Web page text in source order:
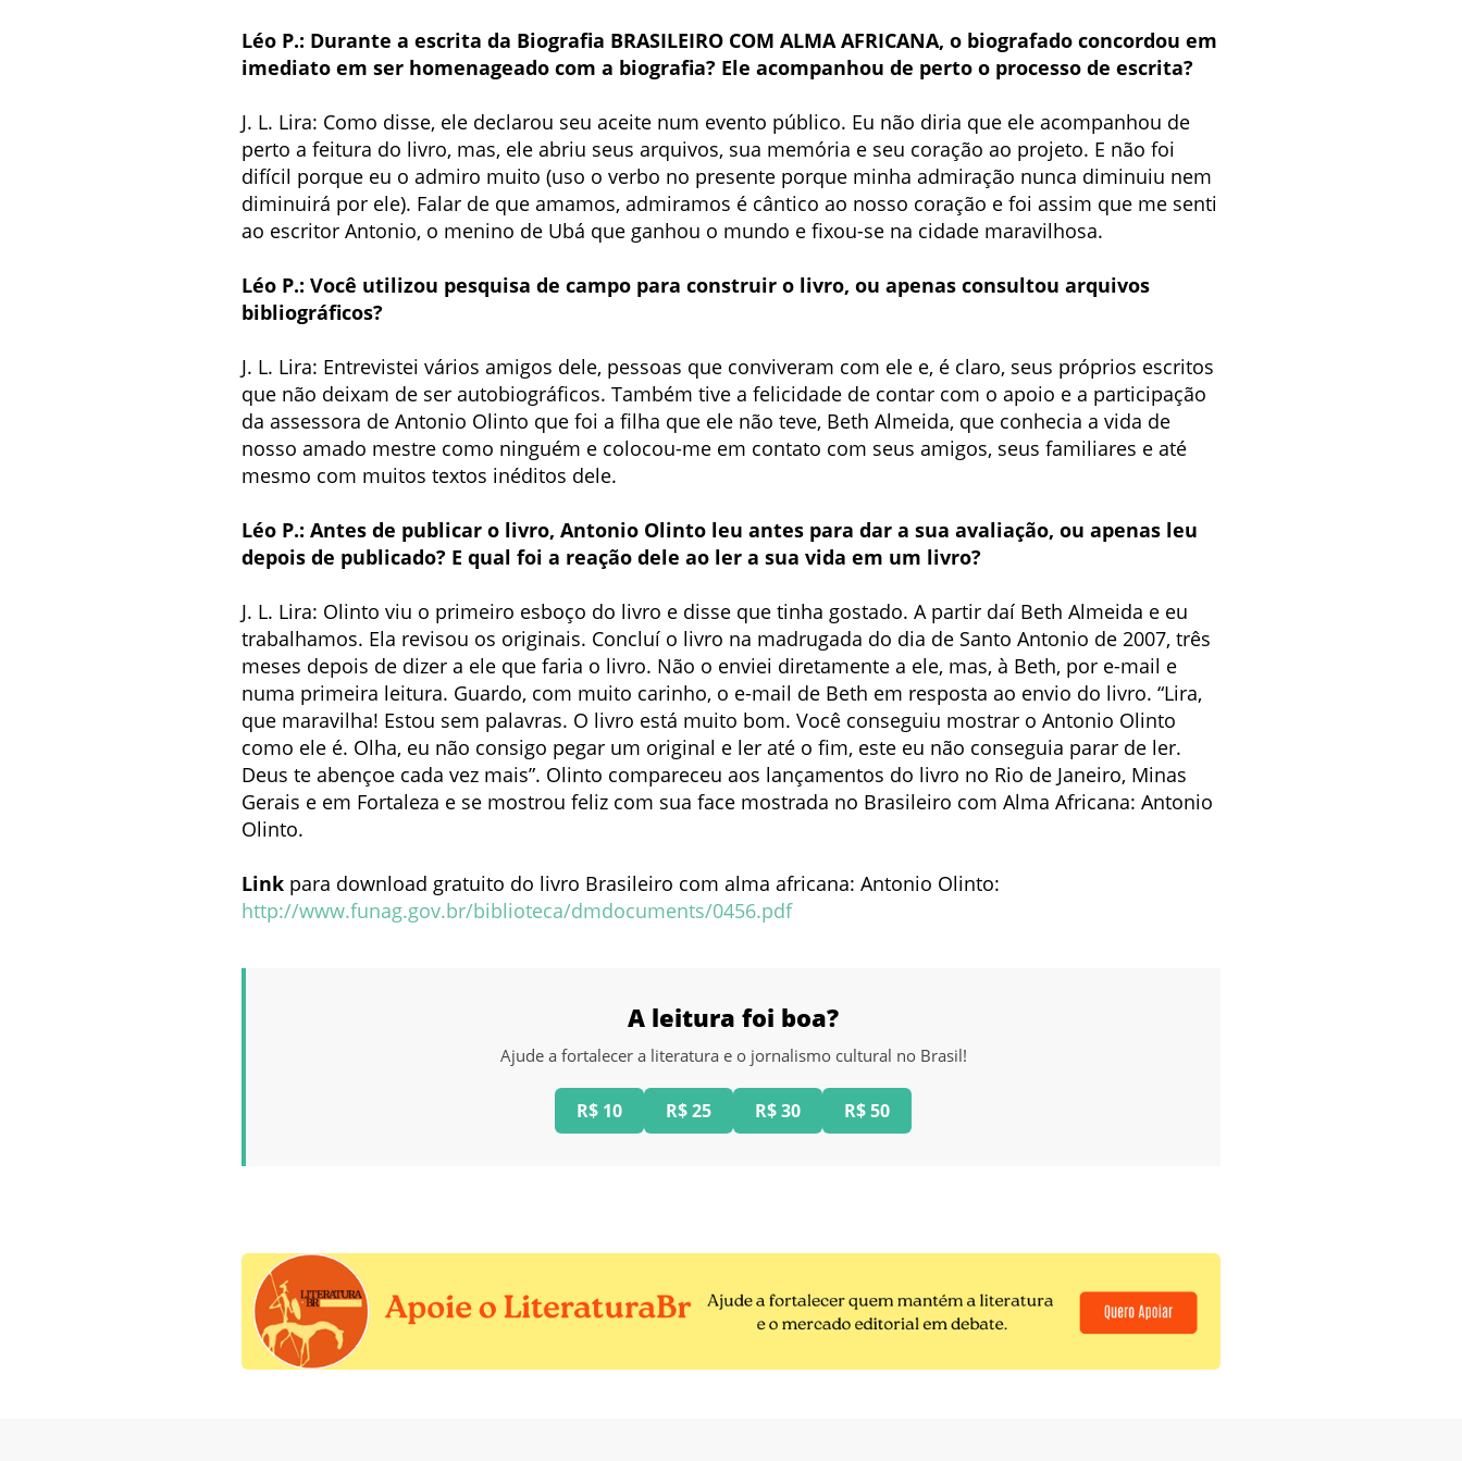
Léo P.: Durante a escrita da Biografia BRASILEIRO COM ALMA AFRICANA, o biografado concordou em
imediato em ser homenageado com a biografia? Ele acompanhou de perto o processo de escrita?
J. L. Lira: Como disse, ele declarou seu aceite num evento público. Eu não diria que ele acompanhou de
perto a feitura do livro, mas, ele abriu seus arquivos, sua memória e seu coração ao projeto. E não foi
difícil porque eu o admiro muito (uso o verbo no presente porque minha admiração nunca diminuiu nem
diminuirá por ele). Falar de que amamos, admiramos é cântico ao nosso coração e foi assim que me senti
ao escritor Antonio, o menino de Ubá que ganhou o mundo e fixou-se na cidade maravilhosa.
Léo P.: Você utilizou pesquisa de campo para construir o livro, ou apenas consultou arquivos
bibliográficos?
J. L. Lira: Entrevistei vários amigos dele, pessoas que conviveram com ele e, é claro, seus próprios escritos
que não deixam de ser autobiográficos. Também tive a felicidade de contar com o apoio e a participação
da assessora de Antonio Olinto que foi a filha que ele não teve, Beth Almeida, que conhecia a vida de
nosso amado mestre como ninguém e colocou-me em contato com seus amigos, seus familiares e até
mesmo com muitos textos inéditos dele.
Léo P.: Antes de publicar o livro, Antonio Olinto leu antes para dar a sua avaliação, ou apenas leu
depois de publicado? E qual foi a reação dele ao ler a sua vida em um livro?
J. L. Lira: Olinto viu o primeiro esboço do livro e disse que tinha gostado. A partir daí Beth Almeida e eu
trabalhamos. Ela revisou os originais. Concluí o livro na madrugada do dia de Santo Antonio de 2007, três
meses depois de dizer a ele que faria o livro. Não o enviei diretamente a ele, mas, à Beth, por e-mail e
numa primeira leitura. Guardo, com muito carinho, o e-mail de Beth em resposta ao envio do livro. “Lira,
que maravilha! Estou sem palavras. O livro está muito bom. Você conseguiu mostrar o Antonio Olinto
como ele é. Olha, eu não consigo pegar um original e ler até o fim, este eu não conseguia parar de ler.
Deus te abençoe cada vez mais”. Olinto compareceu aos lançamentos do livro no Rio de Janeiro, Minas
Gerais e em Fortaleza e se mostrou feliz com sua face mostrada no Brasileiro com Alma Africana: Antonio
Olinto.
Link para download gratuito do livro Brasileiro com alma africana: Antonio Olinto:
http://www.funag.gov.br/biblioteca/dmdocuments/0456.pdf
A leitura foi boa?
Ajude a fortalecer a literatura e o jornalismo cultural no Brasil!
R$ 10 R$ 25 R$ 30 R$ 50